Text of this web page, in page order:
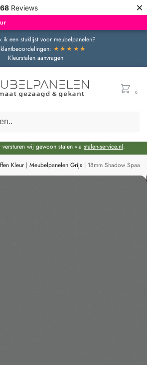
Reviews ×
ik een stuklijst voor meubelpanelen?
★★★★★
Kleurstalen aanvragen
0
momenteel een extra levertijd van circa 3 weken
versturen wij gewoon stalen via stalen-service.nl.
Kleur | Meubelpanelen Grijs | 18mm Shadow